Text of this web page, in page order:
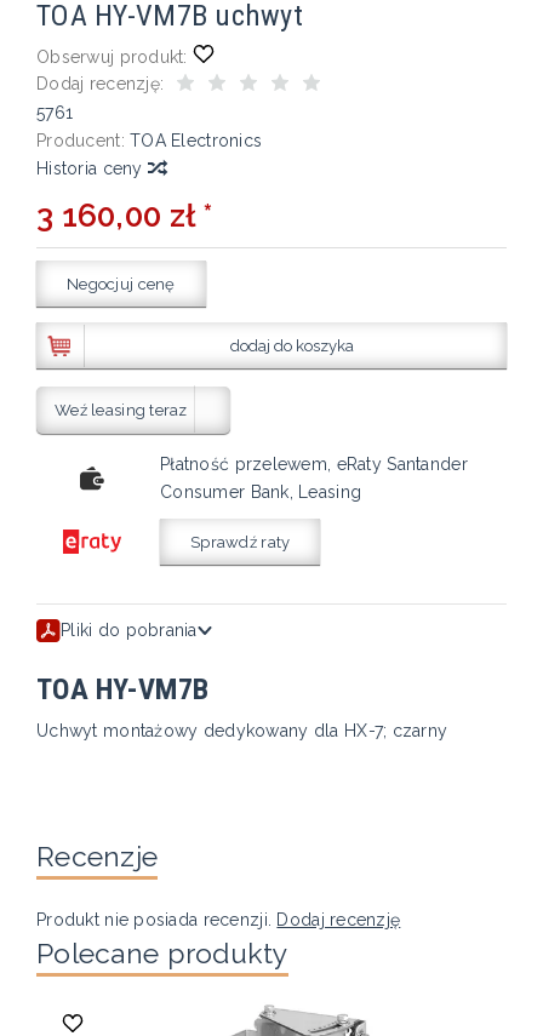
TOA HY-VM7B uchwyt
Obserwuj produkt:
Dodaj recenzję:
5761
Producent: TOA Electronics
Historia ceny
3 160,00 zł *
Negocjuj cenę
dodaj do koszyka
Weź leasing teraz
Płatność przelewem, eRaty Santander
Consumer Bank, Leasing
Sprawdź raty
Pliki do pobrania
TOA HY-VM7B
Uchwyt montażowy dedykowany dla HX-7; czarny
Recenzje
Produkt nie posiada recenzji. Dodaj recenzję
Polecane produkty